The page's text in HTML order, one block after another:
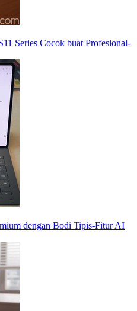
Series Cocok buat Profesional-
dengan Bodi Tipis-Fitur AI